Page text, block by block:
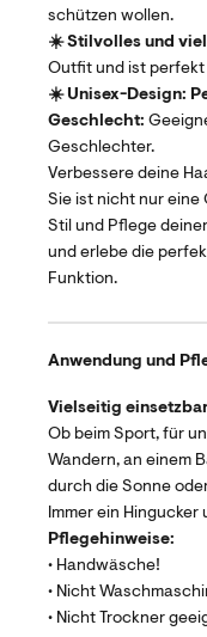
schützen wollen.
☀️ Stilvolles und
Outfit und ist
☀️ Unisex-Design:
Geschlecht:
Geschlechter.
Verbessere deine
Sie ist nicht nur eine
Stil und Pflege
und erlebe die
Funktion.
Anwendung und
Vielseitig
Ob beim Sport, für
Wandern, an einem
durch die Sonne
Immer ein
Pflegehinweise:
• Handwäsche!
• Nicht
• Nicht Trockner